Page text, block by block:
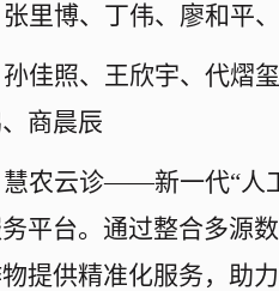
张里博、丁伟、廖和平
孙佳照、王欣宇、代熠
商晨辰
慧农云诊——新一代“人
平台。通过整合多源
提供精准化服务，助